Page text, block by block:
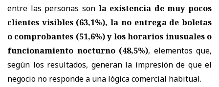
entre las personas son la existencia de muy pocos
clientes visibles (63,1%), la no entrega de boletas
o comprobantes (51,6%) y los horarios inusuales o
funcionamiento nocturno (48,5%), elementos que,
según los resultados, generan la impresión de que el
negocio no responde a una lógica comercial habitual.